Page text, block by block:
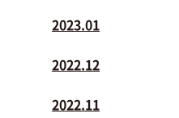
2023.01
2022.12
2022.11